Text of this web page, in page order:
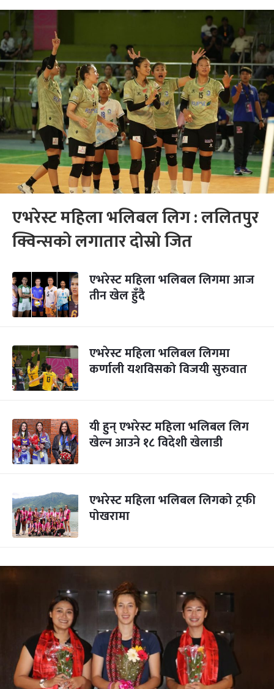
एभरेस्ट महिला भलिबल लिग : ललितपुर
क्विन्सको लगातार दोस्रो जित
एभरेस्ट महिला भलिबल लिगमा आज
तीन खेल हुँदै
एभरेस्ट महिला भलिबल लिगमा
कर्णाली यशविसको विजयी सुरुवात
यी हुन् एभरेस्ट महिला भलिबल लिग
खेल्न आउने १८ विदेशी खेलाडी
एभरेस्ट महिला भलिबल लिगको ट्रफी
पोखरामा